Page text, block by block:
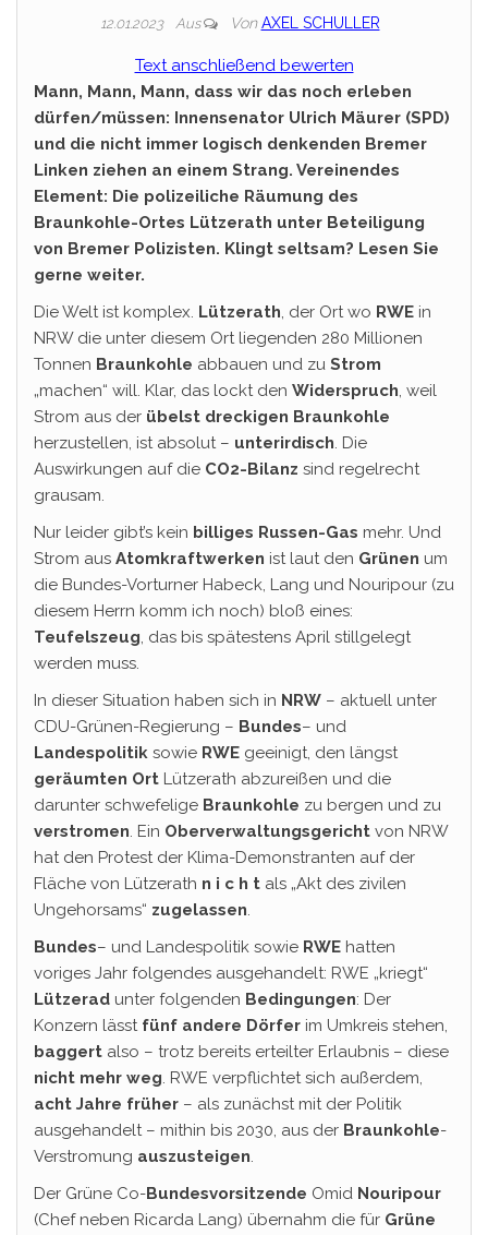
12.01.2023 Aus Von AXEL SCHULLER
Text anschließend bewerten
Mann, Mann, Mann, dass wir das noch erleben
dürfen/müssen: Innensenator Ulrich Mäurer (SPD)
und die nicht immer logisch denkenden Bremer
Linken ziehen an einem Strang. Vereinendes
Element: Die polizeiliche Räumung des
Braunkohle-Ortes Lützerath unter Beteiligung
von Bremer Polizisten. Klingt seltsam? Lesen Sie
gerne weiter.
Die Welt ist komplex. Lützerath, der Ort wo RWE in
NRW die unter diesem Ort liegenden 280 Millionen
Tonnen Braunkohle abbauen und zu Strom
„machen“ will. Klar, das lockt den Widerspruch, weil
Strom aus der übelst dreckigen Braunkohle
herzustellen, ist absolut – unterirdisch. Die
Auswirkungen auf die CO2-Bilanz sind regelrecht
grausam.
Nur leider gibt’s kein billiges Russen-Gas mehr. Und
Strom aus Atomkraftwerken ist laut den Grünen um
die Bundes-Vorturner Habeck, Lang und Nouripour (zu
diesem Herrn komm ich noch) bloß eines:
Teufelszeug, das bis spätestens April stillgelegt
werden muss.
In dieser Situation haben sich in NRW – aktuell unter
CDU-Grünen-Regierung – Bundes– und
Landespolitik sowie RWE geeinigt, den längst
geräumten Ort Lützerath abzureißen und die
darunter schwefelige Braunkohle zu bergen und zu
verstromen. Ein Oberverwaltungsgericht von NRW
hat den Protest der Klima-Demonstranten auf der
Fläche von Lützerath n i c h t als „Akt des zivilen
Ungehorsams“ zugelassen.
Bundes– und Landespolitik sowie RWE hatten
voriges Jahr folgendes ausgehandelt: RWE „kriegt“
Lützerad unter folgenden Bedingungen: Der
Konzern lässt fünf andere Dörfer im Umkreis stehen,
baggert also – trotz bereits erteilter Erlaubnis – diese
nicht mehr weg. RWE verpflichtet sich außerdem,
acht Jahre früher – als zunächst mit der Politik
ausgehandelt – mithin bis 2030, aus der Braunkohle-
Verstromung auszusteigen.
Der Grüne Co-Bundesvorsitzende Omid Nouripour
(Chef neben Ricarda Lang) übernahm die für Grüne